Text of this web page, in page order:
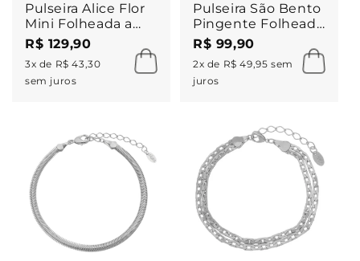
Pulseira Alice Flor
Mini Folheada a
Ouro 18k e
Folheada em
Ródio Branco
R$ 129,90
3x de R$ 43,30
sem juros
Pulseira São Bento
Pingente Folheado
em Ródio Branco
Piuka
R$ 99,90
2x de R$ 49,95 sem
juros